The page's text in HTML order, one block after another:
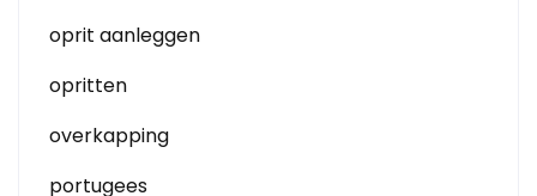
oprit aanleggen
opritten
overkapping
portugees